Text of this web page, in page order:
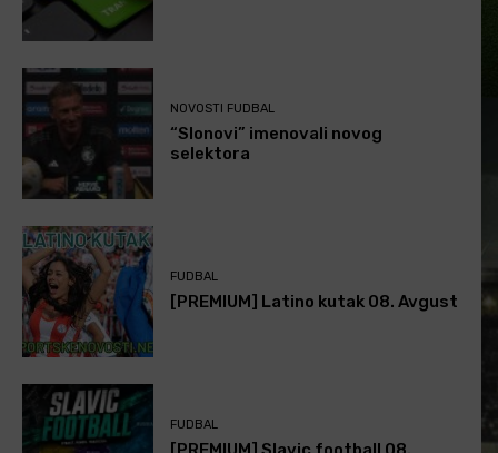
NOVOSTI FUDBAL
“Slonovi” imenovali novog
selektora
FUDBAL
[PREMIUM] Latino kutak 08. Avgust
FUDBAL